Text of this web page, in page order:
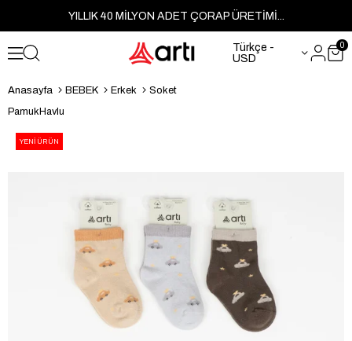
YILLIK 40 MİLYON ADET ÇORAP ÜRETİMİ...
Türkçe -
USD
0
Anasayfa BEBEK Erkek
Soket
Pamuk Havlu
YENI ÜRÜN